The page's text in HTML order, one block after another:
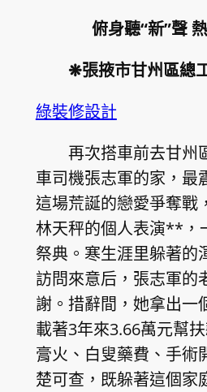
俯身聽“新”聲
❋張掖市甘州區總
綠裝修設計
再次搭車前去甘州
車司機張志軍的家，最
這場荒誕的戀愛爭奪戰
林天秤的個人表演**，
祭典。寒生涯里躲著的
訪問來意后，張志軍的
謝。措辭間，她拿出一
載著3年來3.66萬元幫
膏火、白叟藥費、手術
楚可查，既躲著這個家